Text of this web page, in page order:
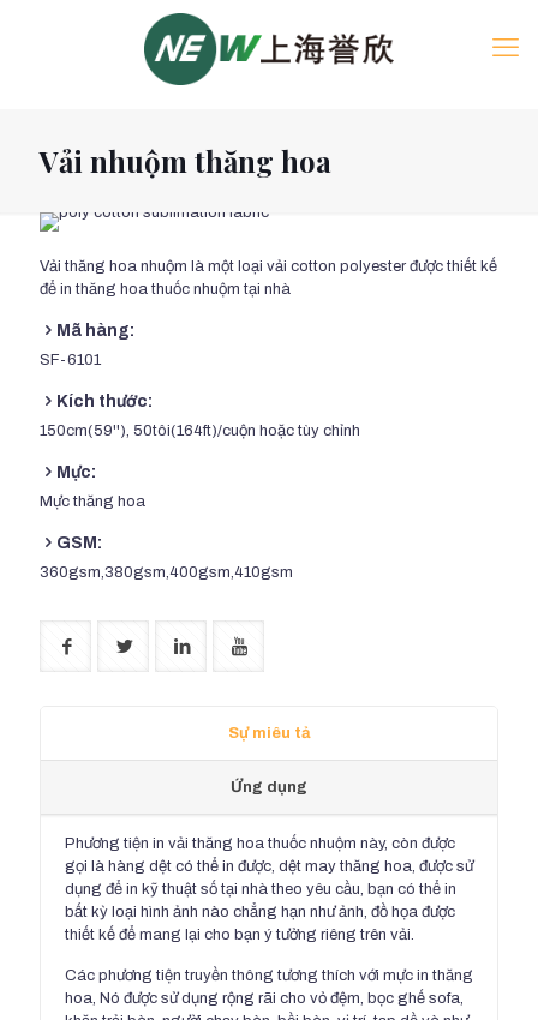
Vải nhuộm thăng hoa
Vải thăng hoa nhuộm là một loại vải cotton polyester được thiết kế
để in thăng hoa thuốc nhuộm tại nhà
Mã hàng:
SF-6101
Kích thước:
150cm(59''), 50tôi(164ft)/cuộn hoặc tùy chỉnh
Mực:
Mực thăng hoa
GSM:
360gsm,380gsm,400gsm,410gsm
Sự miêu tả
Ứng dụng
Phương tiện in vải thăng hoa thuốc nhuộm này, còn được
gọi là hàng dệt có thể in được, dệt may thăng hoa, được sử
dụng để in kỹ thuật số tại nhà theo yêu cầu, bạn có thể in
bất kỳ loại hình ảnh nào chẳng hạn như ảnh, đồ họa được
thiết kế để mang lại cho bạn ý tưởng riêng trên vải.
Các phương tiện truyền thông tương thích với mực in thăng
hoa, Nó được sử dụng rộng rãi cho vỏ đệm, bọc ghế sofa,